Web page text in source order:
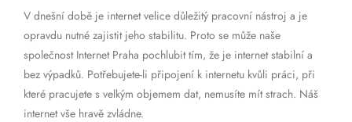
V dnešní době je internet velice důležitý pracovní nástroj a je
opravdu nutné zajistit jeho stabilitu. Proto se může naše
společnost Internet Praha pochlubit tím, že je internet stabilní a
bez výpadků. Potřebujete-li připojení k internetu kvůli práci, při
které pracujete s velkým objemem dat, nemusíte mít strach. Náš
internet vše hravě zvládne.